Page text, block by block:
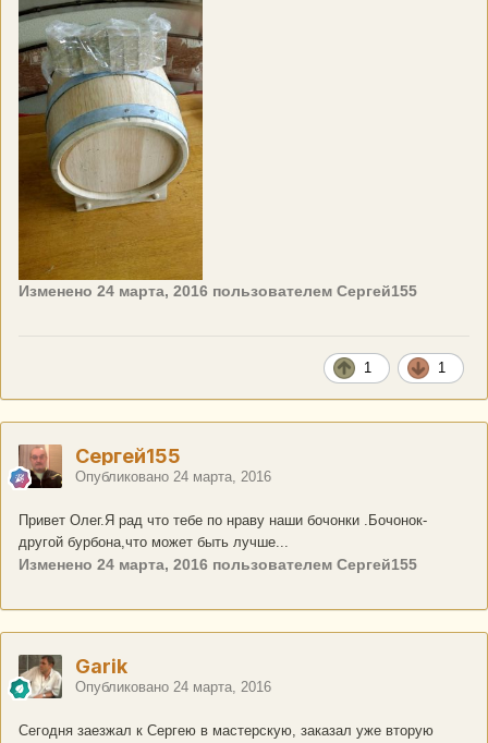
Изменено 24 марта, 2016 пользователем Сергей155
1 1
Сергей155
Опубликовано 24 марта, 2016
Привет Олег.Я рад что тебе по нраву наши бочонки .Бочонок-
другой бурбона,что может быть лучше...
Изменено 24 марта, 2016 пользователем Сергей155
Garik
Опубликовано 24 марта, 2016
Сегодня заезжал к Сергею в мастерскую, заказал уже вторую